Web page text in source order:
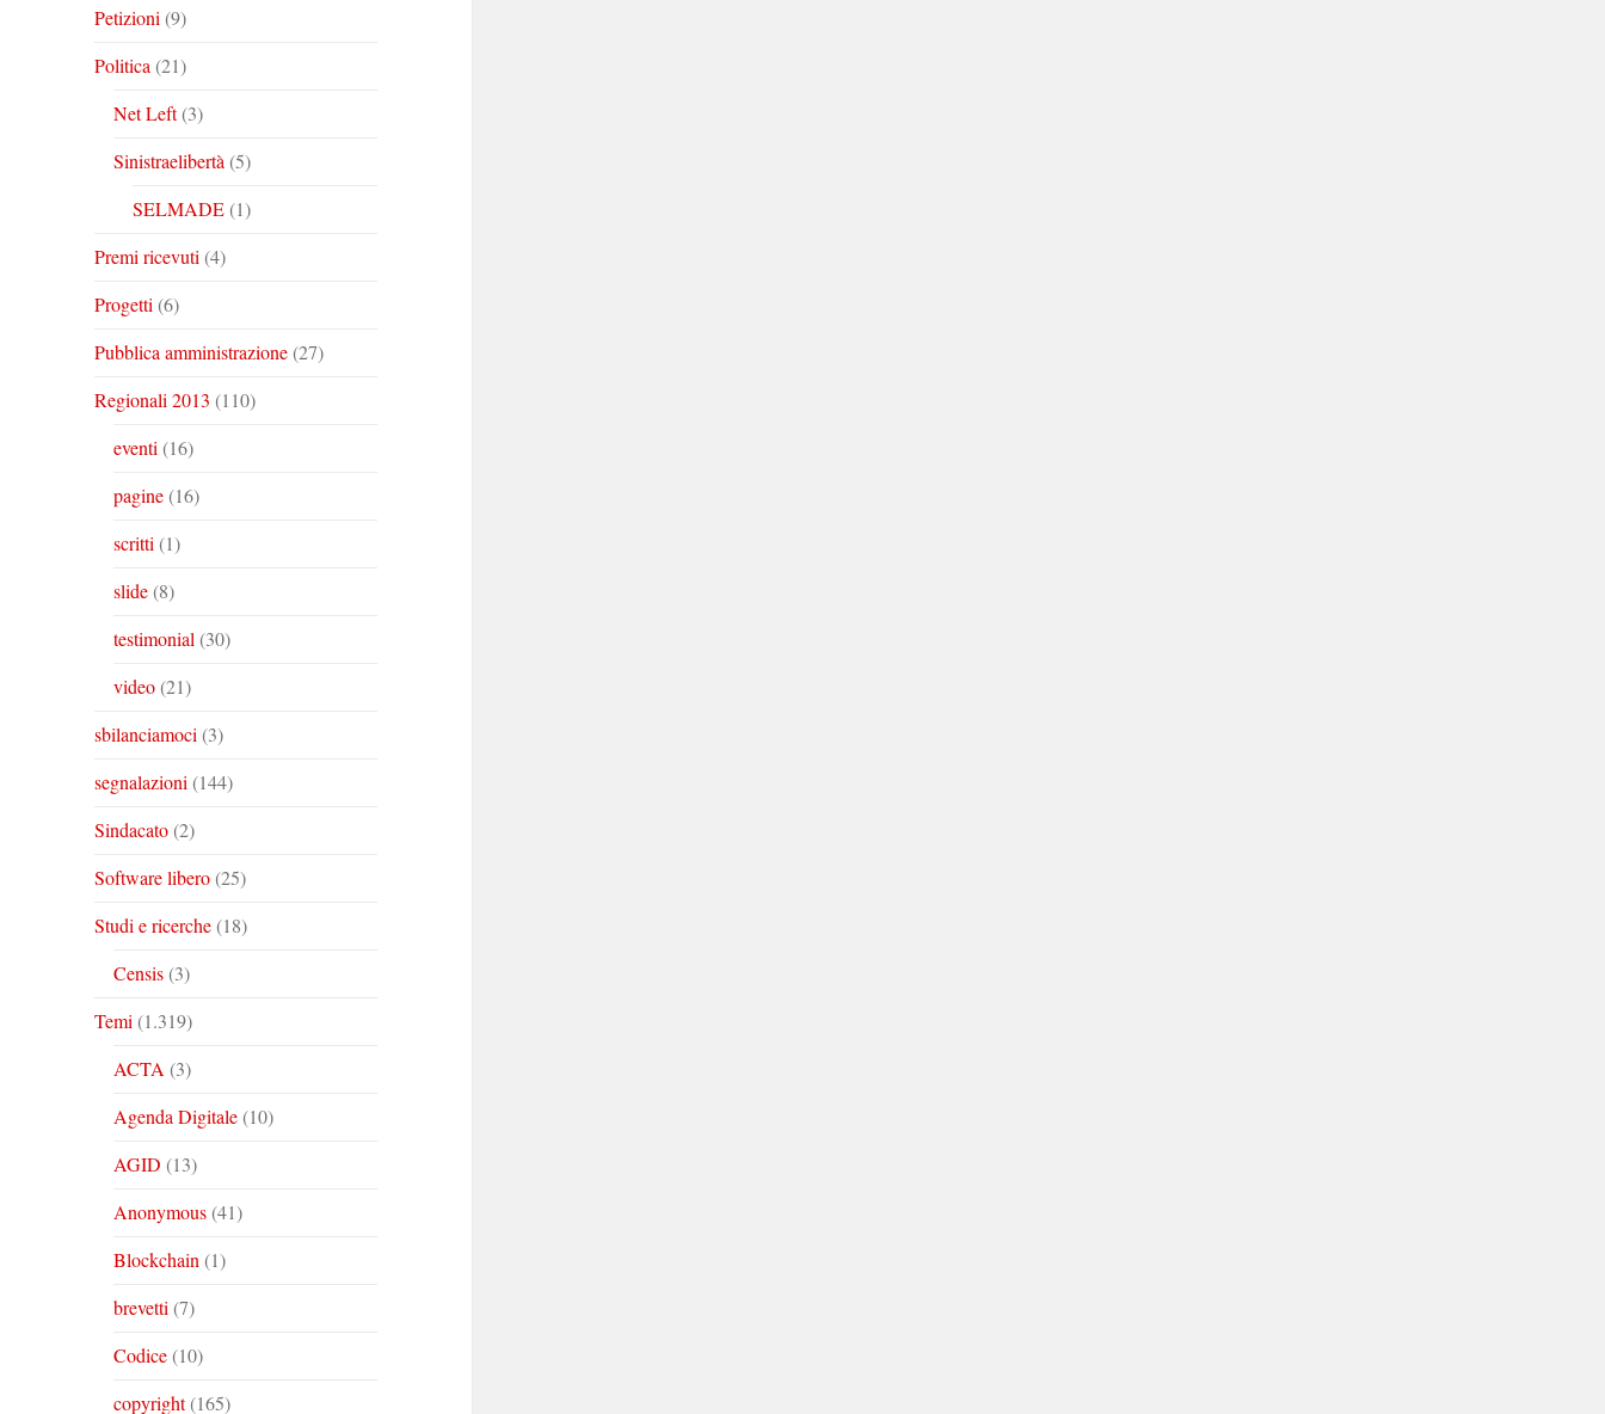
Petizioni (9)
Politica (21)
Net Left(3)
Sinistraelibertà (5)
SELMADE(1)
Premi ricevuti (4)
Progetti (6)
Pubblica amministrazione(27)
Regionali 2013 (110)
eventi (16)
pagine(16)
scritti (1)
slide(8)
testimonial (30)
video(21)
sbilanciamoci (3)
segnalazioni (144)
Sindacato(2)
Software libero(25)
Studi e ricerche(18)
Censis(3)
Temi (1.319)
ACTA (3)
Agenda Digitale(10)
AGID (13)
Anonymous(41)
Blockchain (1)
brevetti (7)
Codice(10)
copyright(165)